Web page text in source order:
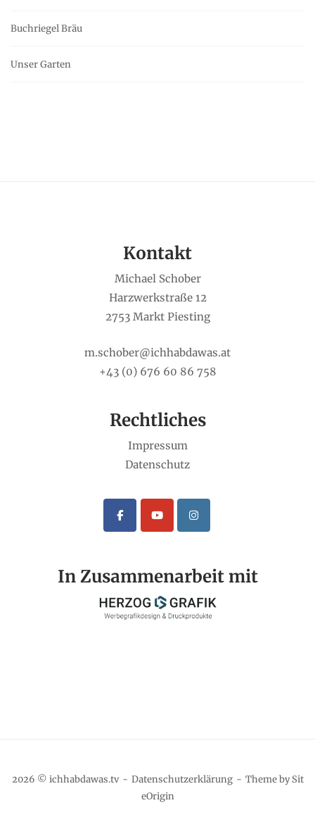
Buchriegel Bräu
Unser Garten
Kontakt
Michael Schober
Harzwerkstraße 12
2753 Markt Piesting
m.schober@ichhabdawas.at
+43 (0) 676 60 86 758
Rechtliches
Impressum
Datenschutz
In Zusammenarbeit mit
2026 © ichhabdawas.tv Datenschutzerklärung Theme bySit
eOrigin